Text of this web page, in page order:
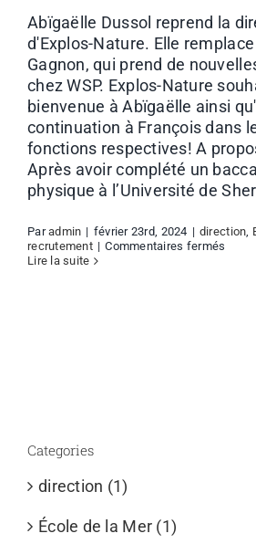
Abïgaëlle Dussol reprend la
d'Explos-Nature. Elle
Gagnon, qui prend de
chez WSP. Explos-Nature
bienvenue à Abïgaëlle ainsi
continuation à François dans
fonctions respectives! A
Après avoir complété un
physique à l’Université de
Paradmin | février 23rd, 2024 | direction,
recrutement | Commentaires fermés
Lire la suite
Categories
direction (1)
École de la Mer (1)